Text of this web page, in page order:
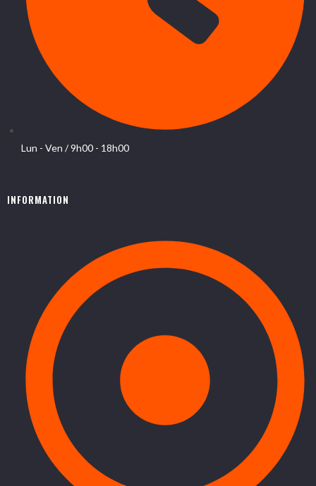
Lun - Ven / 9h00 - 18h00
INFORMATION